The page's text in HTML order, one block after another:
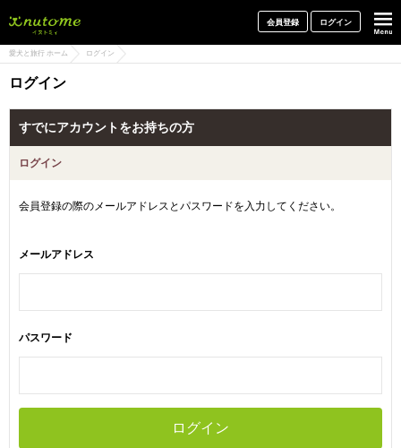
会員登録 ログイン
愛犬と旅行 ホーム ログイン
ログイン
すでにアカウントをお持ちの方
ログイン
会員登録の際のメールアドレスとパスワードを入力してください。
メールアドレス
パスワード